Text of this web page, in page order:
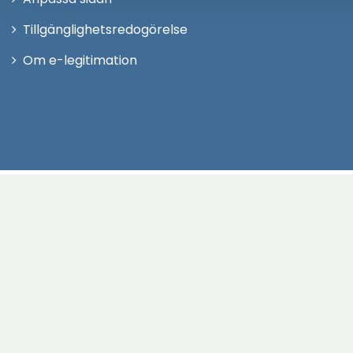
Tillgänglighetsredogörelse
Om e-legitimation